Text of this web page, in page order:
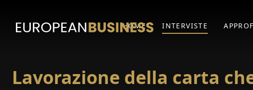
HOME INTERVISTE
Lavorazione della carta